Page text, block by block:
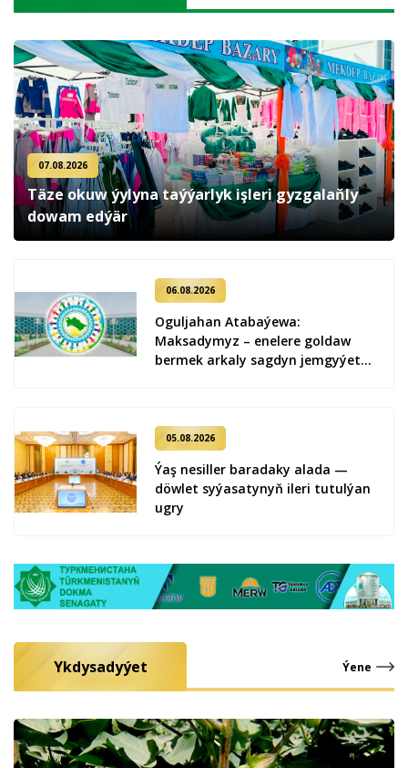
07.08.2026
Täze okuw ýylyna taýýarlyk işleri gyzgalaňly
dowam edýär
06.08.2026
Oguljahan Atabaýewa:
Maksadymyz – enelere goldaw
bermek arkaly sagdyn jemgyýeti
05.08.2026
Ýaş ne­sil­ler ba­ra­da­ky ala­da —
döw­let sy­ýa­sa­ty­nyň ile­ri tu­tul­ýan
ug­ry
Ykdysadyýet Ýene